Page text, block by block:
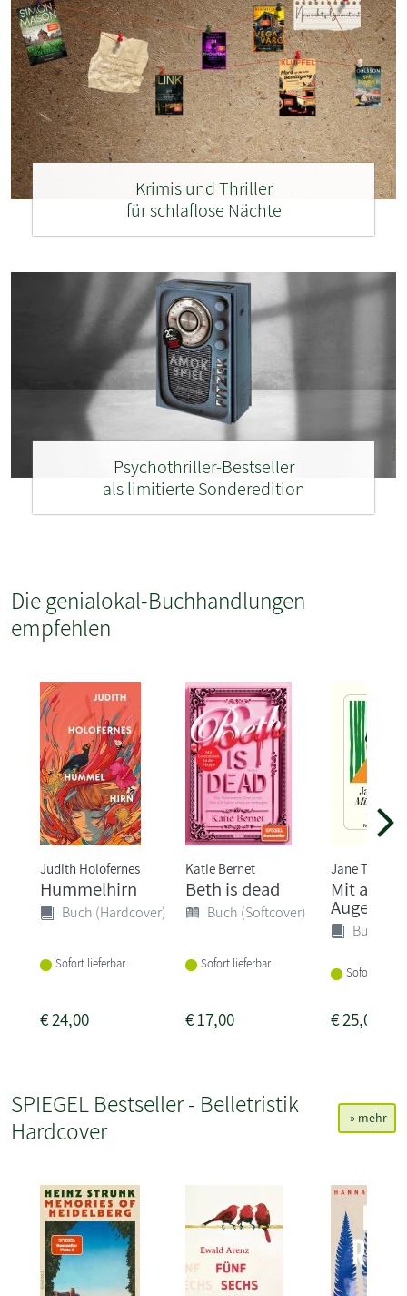
Krimis und Thriller
für schlaflose Nächte
Psychothriller-Bestseller
als limitierte Sonderedition
Die genialokal-Buchhandlungen
empfehlen
Judith Holofernes
Hummelhirn
Buch (Hardcover)
Sofort lieferbar
€24,00
Katie Bernet
Beth is dead
Buch (Softcover)
Sofort lieferbar
€17,00
Jane Tara
Mit
Augen
Buch
Sofort
€25,00
SPIEGEL Bestseller - Belletristik
Hardcover
» mehr